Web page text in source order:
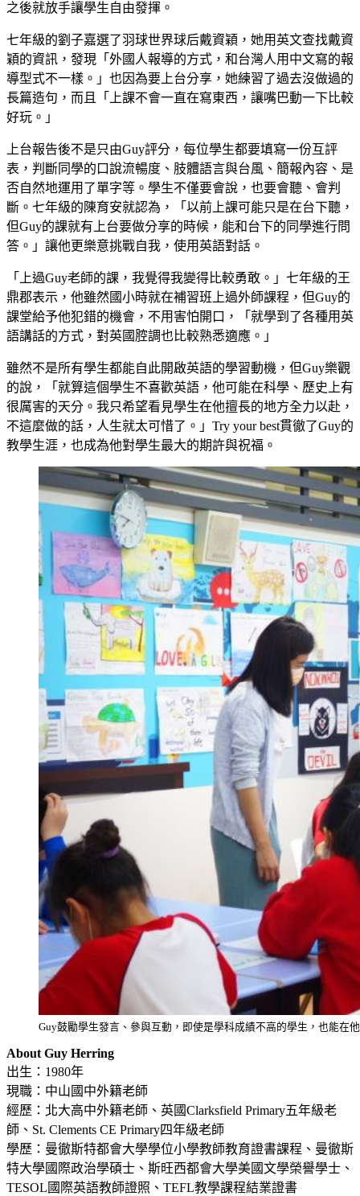
之後就放手讓學生自由發揮。
七年級的劉子嘉選了羽球世界球后戴資穎，她用英文查找戴資
穎的資訊，發現「外國人報導的方式，和台灣人用中文寫的報
導型式不一樣。」也因為要上台分享，她練習了過去沒做過的
長篇造句，而且「上課不會一直在寫東西，讓嘴巴動一下比較
好玩。」
上台報告後不是只由Guy評分，每位學生都要填寫一份互評
表，判斷同學的口說流暢度、肢體語言與台風、簡報內容、是
否自然地運用了單字等。學生不僅要會說，也要會聽、會判
斷。七年級的陳育安就認為，「以前上課可能只是在台下聽，
但Guy的課就有上台要做分享的時候，能和台下的同學進行問
答。」讓他更樂意挑戰自我，使用英語對話。
「上過Guy老師的課，我覺得我變得比較勇敢。」七年級的王
鼎郡表示，他雖然國小時就在補習班上過外師課程，但Guy的
課堂給予他犯錯的機會，不用害怕開口，「就學到了各種用英
語講話的方式，對英國腔調也比較熟悉適應。」
雖然不是所有學生都能自此開啟英語的學習動機，但Guy樂觀
的說，「就算這個學生不喜歡英語，他可能在科學、歷史上有
很厲害的天分。我只希望看見學生在他擅長的地方全力以赴，
不這麼做的話，人生就太可惜了。」Try your best貫徹了Guy的
教學生涯，也成為他對學生最大的期許與祝福。
Guy鼓勵學生發言、參與互動，即使是學科成績不高的學生，也能在
About Guy Herring
出生：1980年
現職：中山國中外籍老師
經歷：北大高中外籍老師、英國Clarksfield Primary五年級老
師、St. Clements CE Primary四年級老師
學歷：曼徹斯特都會大學學位小學教師教育證書課程、曼徹斯
特大學國際政治學碩士、斯旺西都會大學美國文學榮譽學士、
TESOL國際英語教師證照、TEFL教學課程結業證書